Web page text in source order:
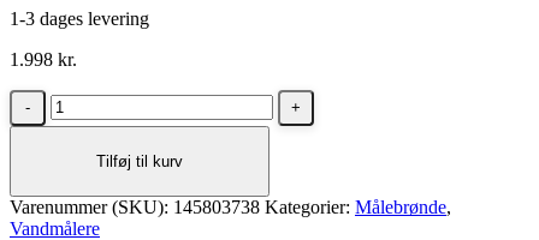
1-3 dages levering
1.998 kr.
Vandmålerbrønd
komplet
ventilsætTilføj til kurv
Varenummer (SKU): 145803738 Kategorier: Målebrønde,
Vandmålere